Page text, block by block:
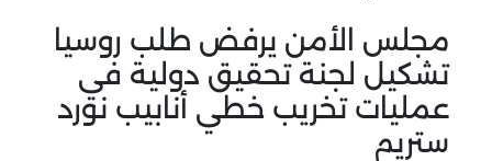
مجلس الأمن يرفض طلب روسيا
تشكيل لجنة تحقيق دولية في
عمليات تخريب خطي أنابيب نورد
ستريم